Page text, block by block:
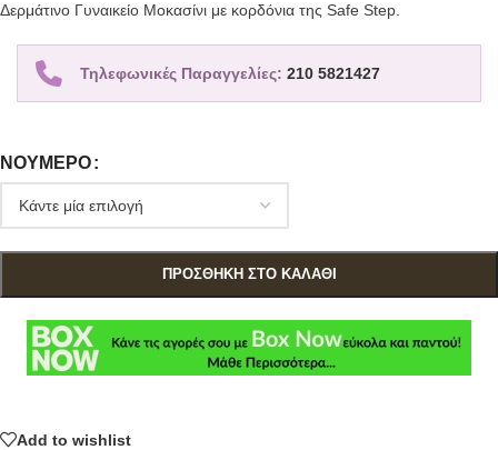
Δερμάτινο Γυναικείο Μοκασίνι με κορδόνια της Safe Step.
Τηλεφωνικές Παραγγελίες: 210 5821427
ΝΟΎΜΕΡΟ
ΠΡΟΣΘΉΚΗ ΣΤΟ ΚΑΛΆΘΙ
Add to wishlist